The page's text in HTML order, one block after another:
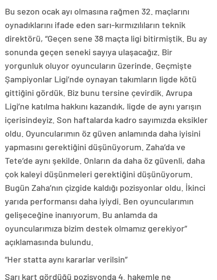
Bu sezon ocak ayı olmasına rağmen 32. maçlarını
oynadıklarını ifade eden sarı-kırmızılıların teknik
direktörü, “Geçen sene 38 maçta ligi bitirmiştik. Bu ay
sonunda geçen seneki sayıya ulaşacağız. Bir
yorgunluk oluyor oyuncuların üzerinde. Geçmişte
Şampiyonlar Ligi’nde oynayan takımların ligde kötü
gittiğini gördük. Biz bunu tersine çevirdik. Avrupa
Ligi’ne katılma hakkını kazandık, ligde de aynı yarışın
içerisindeyiz. Son haftalarda kadro sayımızda eksikler
oldu. Oyuncularımın öz güven anlamında daha iyisini
yapmasını gerektiğini düşünüyorum. Zaha’da ve
Tete’de aynı şekilde. Onların da daha öz güvenli, daha
çok kaleyi düşünmeleri gerektiğini düşünüyorum.
Bugün Zaha’nın çizgide kaldığı pozisyonlar oldu. İkinci
yarıda performansı daha iyiydi. Ben oyuncularımın
gelişeceğine inanıyorum. Bu anlamda da
oyuncularımıza bizim destek olmamız gerekiyor”
açıklamasında bulundu.
“Her statta aynı kararlar verilsin”
Sarı kart gördüğü pozisyonda 4. hakemle ne